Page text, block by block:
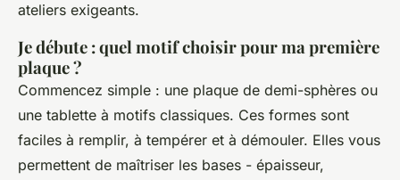
ateliers exigeants.
Je débute : quel motif choisir pour ma première
plaque ?
Commencez simple : une plaque de demi-sphères ou
une tablette à motifs classiques. Ces formes sont
faciles à remplir, à tempérer et à démouler. Elles vous
permettent de maîtriser les bases - épaisseur,